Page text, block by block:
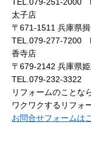
太子店
〒671-1511 兵庫県
TEL.079-277-7200
香寺店
〒679-2142 兵庫県
TEL.079-232-3322
リフォームのことな
ワクワクするリフォ
お問合せフォームは